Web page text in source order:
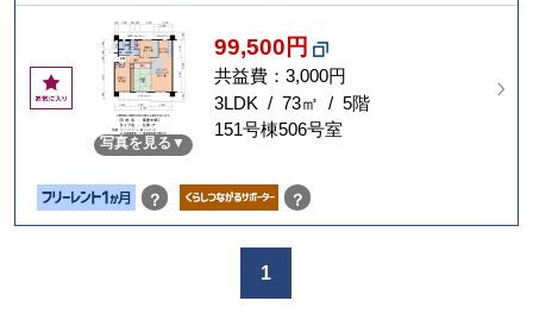
お
気
写真を見る
99,500円
共益費：3,000円
3LDK / 73㎡ / 5階
151号棟506号室
？ ？
1